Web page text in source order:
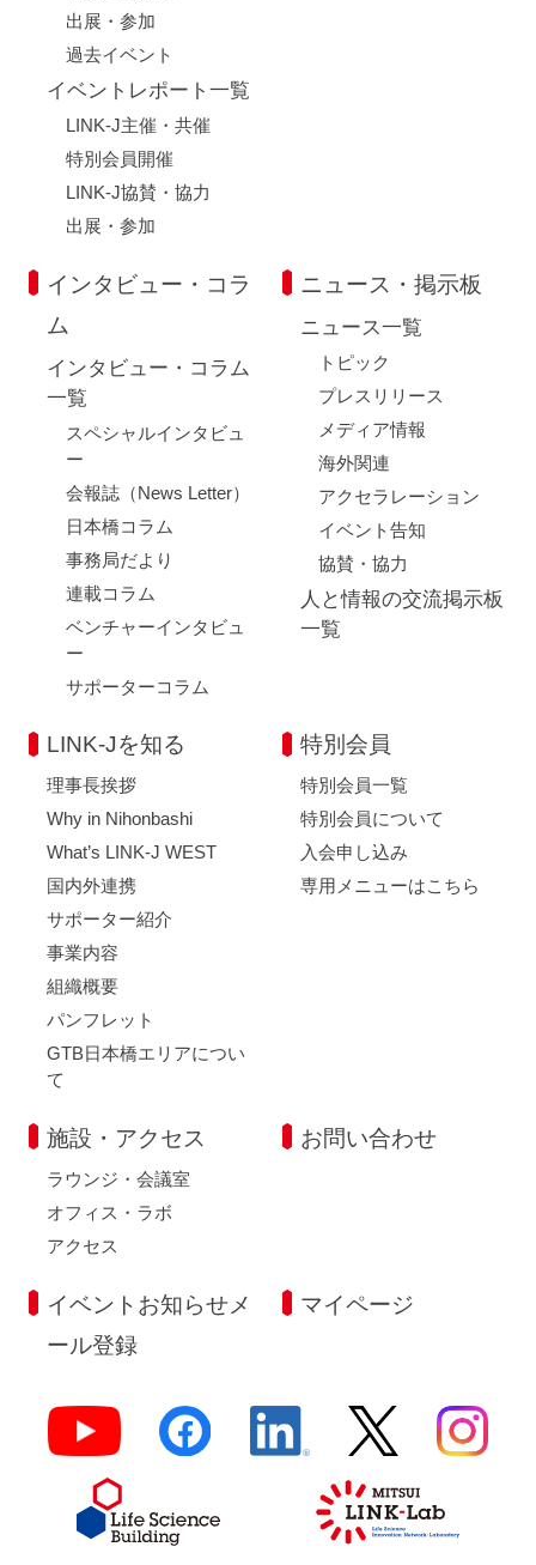
出展・参加
過去イベント
イベントレポート一覧
LINK-J主催・共催
特別会員開催
LINK-J協賛・協力
出展・参加
インタビュー・コラ
ム
インタビュー・コラム
一覧
スペシャルインタビュ
ー
会報誌（News Letter）
日本橋コラム
事務局だより
連載コラム
ベンチャーインタビュ
ー
サポーターコラム
ニュース・掲示板
ニュース一覧
トピック
プレスリリース
メディア情報
海外関連
アクセラレーション
イベント告知
協賛・協力
人と情報の交流掲示板
一覧
LINK-Jを知る
理事長挨拶
Why in Nihonbashi
What’s LINK-J WEST
国内外連携
サポーター紹介
事業内容
組織概要
パンフレット
GTB日本橋エリアについ
て
特別会員
特別会員一覧
特別会員について
入会申し込み
専用メニューはこちら
施設・アクセス
ラウンジ・会議室
オフィス・ラボ
アクセス
お問い合わせ
イベントお知らせメ
ール登録
マイページ